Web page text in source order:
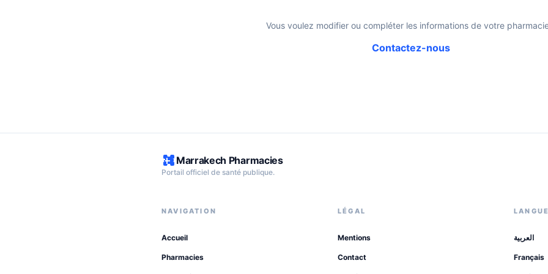
Vous voulez modifier ou compléter les informations de votre
Contactez-nous
Marrakech Pharmacies
Portail officiel de santé publique.
NAVIGATION
Accueil
Pharmacies
LÉGAL
Mentions
Contact
العربية
Français